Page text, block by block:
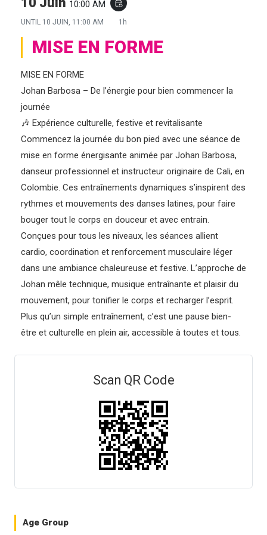
10:00 AM event_repeat
UNTIL 10 JUIN, 11:00 AM 1h
MISE EN FORME
MISE EN FORME
Johan Barbosa – De l’énergie pour bien commencer la
journée
🎶 Expérience culturelle, festive et revitalisante
Commencez la journée du bon pied avec une séance de
mise en forme énergisante animée par Johan Barbosa,
danseur professionnel et instructeur originaire de Cali, en
Colombie. Ces entraînements dynamiques s’inspirent des
rythmes et mouvements des danses latines, pour faire
bouger tout le corps en douceur et avec entrain.
Conçues pour tous les niveaux, les séances allient
cardio, coordination et renforcement musculaire léger
dans une ambiance chaleureuse et festive. L’approche de
Johan mêle technique, musique entraînante et plaisir du
mouvement, pour tonifier le corps et recharger l’esprit.
Plus qu’un simple entraînement, c’est une pause bien-
être et culturelle en plein air, accessible à toutes et tous.
Scan QR Code
Age Group